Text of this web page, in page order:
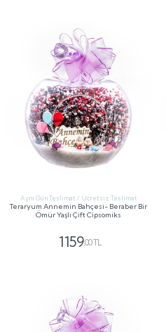
Aynı Gün Teslimat / Ücretsiz Teslimat
Teraryum Annemin Bahçesi- Beraber Bir
Ömür Yaşlı Çift Cipsomiks
1159,00 TL